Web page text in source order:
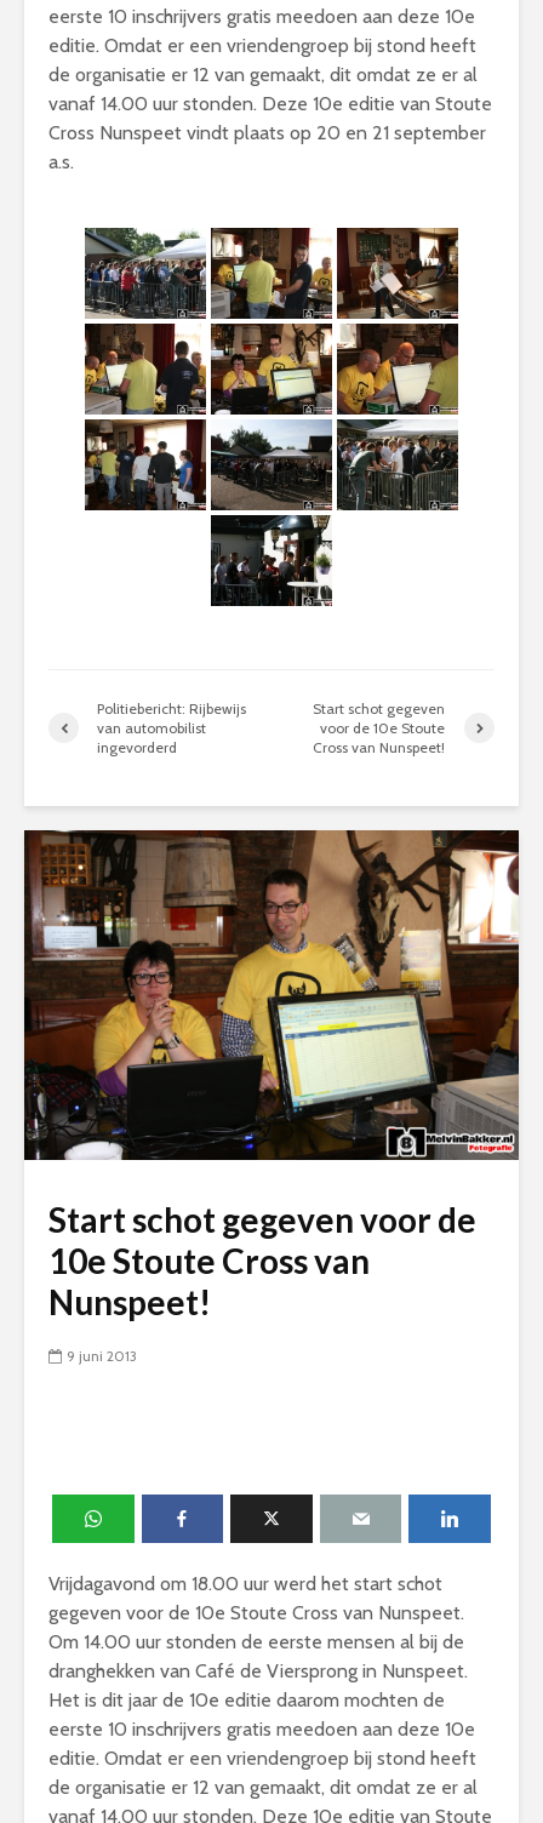
eerste 10 inschrijvers gratis meedoen aan deze 10e
editie. Omdat er een vriendengroep bij stond heeft
de organisatie er 12 van gemaakt, dit omdat ze er al
vanaf 14.00 uur stonden. Deze 10e editie van Stoute
Cross Nunspeet vindt plaats op 20 en 21 september
a.s.
Politiebericht: Rijbewijs
van automobilist
ingevorderd
Start schot gegeven
voor de 10e Stoute
Cross van Nunspeet!
Start schot gegeven voor de
10e Stoute Cross van
Nunspeet!
9 juni 2013
Vrijdagavond om 18.00 uur werd het start schot
gegeven voor de 10e Stoute Cross van Nunspeet.
Om 14.00 uur stonden de eerste mensen al bij de
dranghekken van Café de Viersprong in Nunspeet.
Het is dit jaar de 10e editie daarom mochten de
eerste 10 inschrijvers gratis meedoen aan deze 10e
editie. Omdat er een vriendengroep bij stond heeft
de organisatie er 12 van gemaakt, dit omdat ze er al
vanaf 14.00 uur stonden. Deze 10e editie van Stoute